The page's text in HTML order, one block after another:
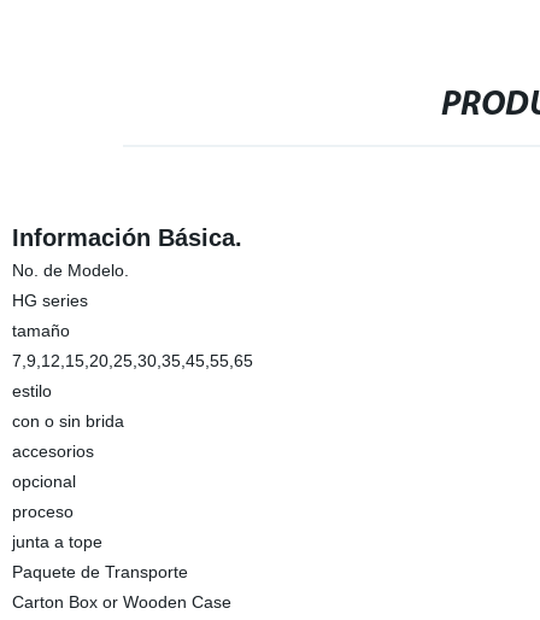
Información Básica.
No. de Modelo.
HG series
tamaño
7,9,12,15,20,25,30,35,45,55,65
estilo
con o sin brida
accesorios
opcional
proceso
junta a tope
Paquete de Transporte
Carton Box or Wooden Case